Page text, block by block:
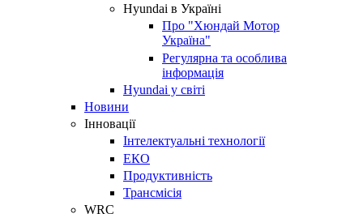
Hyundai в Україні
Про "Хюндай Мотор
Україна"
Регулярна та особлива
інформація
Hyundai у світі
Новини
Інновації
Інтелектуальні технології
ЕКО
Продуктивність
Трансмісія
WRC